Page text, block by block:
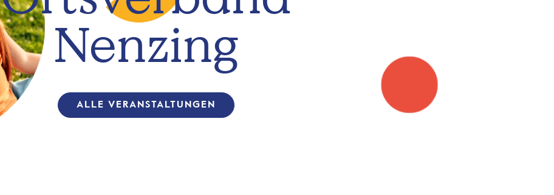
Nenzing
ALLE VERANSTALTUNGEN